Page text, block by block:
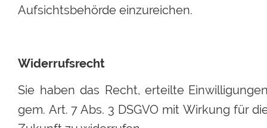
Aufsichtsbehörde einzureichen.
Widerrufsrecht
Sie haben das Recht, erteilte
gem. Art. 7 Abs. 3 DSGVO mit Wirkung für